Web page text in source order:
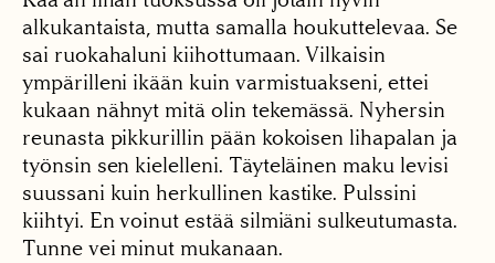
alkukantaista, mutta samalla houkuttelevaa. Se
sai ruokahaluni kiihottumaan. Vilkaisin
ympärilleni ikään kuin varmistuakseni, ettei
kukaan nähnyt mitä olin tekemässä. Nyhersin
reunasta pikkurillin pään kokoisen lihapalan ja
työnsin sen kielelleni. Täyteläinen maku levisi
suussani kuin herkullinen kastike. Pulssini
kiihtyi. En voinut estää silmiäni sulkeutumasta.
Tunne vei minut mukanaan.